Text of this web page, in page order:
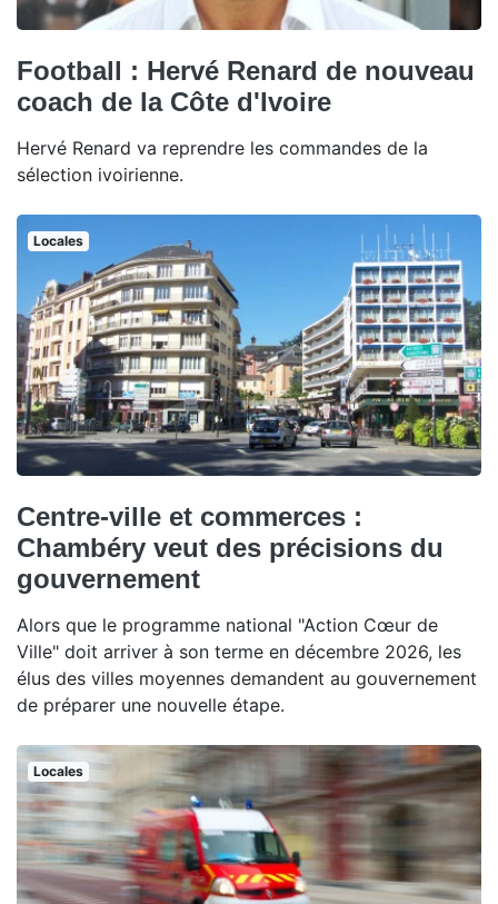
Football : Hervé Renard de nouveau
coach de la Côte d'Ivoire
Hervé Renard va reprendre les commandes de la
sélection ivoirienne.
Locales
Centre-ville et commerces :
Chambéry veut des précisions du
gouvernement
Alors que le programme national "Action Cœur de
Ville" doit arriver à son terme en décembre 2026, les
élus des villes moyennes demandent au gouvernement
de préparer une nouvelle étape.
Locales